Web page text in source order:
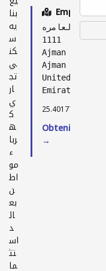
بنا
يه
س
كن
ي
تج
ار
ي
ك
ه
ربا
ء
مو
اط
ن
بع
ائ
د
اس
تث
ما
منطقه العامره
1111
Ajman City
Ajman
United Arab
Emirates
25.40177, 55.47878
Obtenir
→